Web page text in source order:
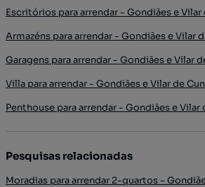
Escritórios para arrendar - Gondiães e Vilar
Armazéns para arrendar - Gondiães e Vilar
Garagens para arrendar - Gondiães e Vilar
Villa para arrendar - Gondiães e Vilar de
Penthouse para arrendar - Gondiães e Vilar
Pesquisas relacionadas
Moradias para arrendar 2-quartos -